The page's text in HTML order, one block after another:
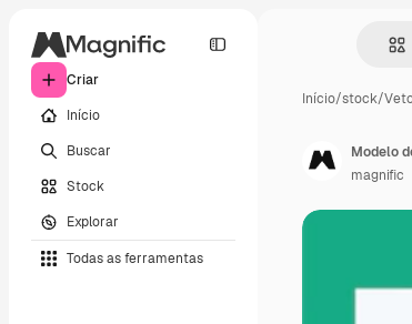
Criar
Início
Buscar
Stock
Explorar
Todas as ferramentas
Início/stock/
Modelo
magnific